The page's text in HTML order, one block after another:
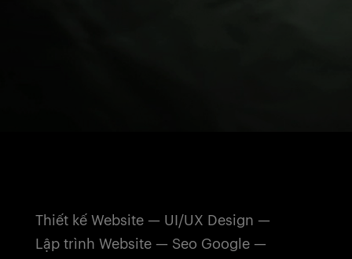
Thiết kế Website
UI/UX Design
Lập trình Website
Seo Google